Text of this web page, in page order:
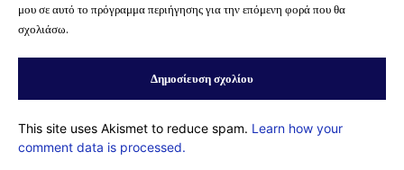
μου σε αυτό το πρόγραμμα περιήγησης για την επόμενη φορά που θα
σχολιάσω.
This site uses Akismet to reduce spam. Learn how your
comment data is processed.